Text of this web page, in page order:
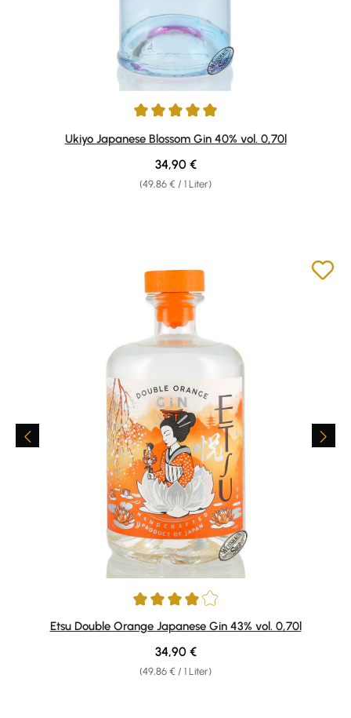
Durchschnittliche Bewertung von 5 von 5 Sternen
Ukiyo Japanese Blossom Gin 40% vol. 0,70l
(49,86 € / 1 Liter)
Regulärer Preis:
34,90 €
Durchschnittliche Bewertung von 4 von 5 Sternen
Etsu Double Orange Japanese Gin 43% vol. 0,70l
(49,86 € / 1 Liter)
Regulärer Preis:
34,90 €